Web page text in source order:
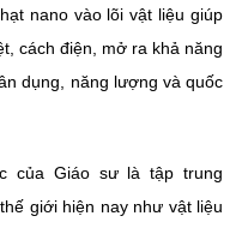
Nguyễn Du, TP. Hà Nội
và Công Nghệ
hành lại thông tin từ
nano vào lõi vật liệu giúp
cách điện, mở ra khả năng
dụng, năng lượng và quốc
của Giáo sư là tập trung
giới hiện nay như vật liệu